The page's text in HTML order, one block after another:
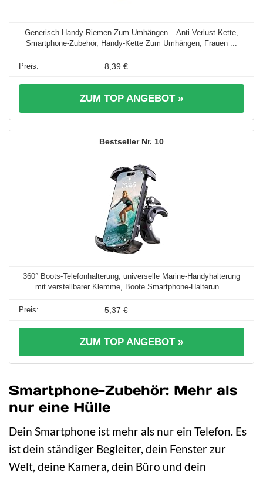
Generisch Handy-Riemen Zum Umhängen – Anti-Verlust-Kette,
Smartphone-Zubehör, Handy-Kette Zum Umhängen, Frauen ...
8,39 €
ZUM TOP ANGEBOT »
10
360° Boots-Telefonhalterung, universelle Marine-Handyhalterung
mit verstellbarer Klemme, Boote Smartphone-Halterun ...
5,37 €
ZUM TOP ANGEBOT »
Smartphone-Zubehör: Mehr als
nur eine Hülle
Dein Smartphone ist mehr als nur ein Telefon. Es
ist dein ständiger Begleiter, dein Fenster zur
Welt, deine Kamera, dein Büro und dein